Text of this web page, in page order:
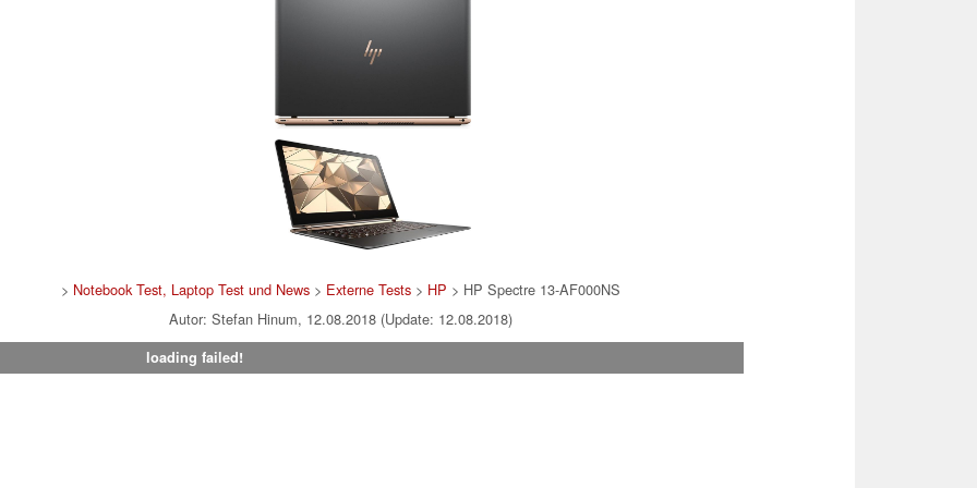
> Notebook Test, Laptop Test und News> Externe Tests> HP > HP Spectre 13-AF000NS
Autor: Stefan Hinum, 12.08.2018 (Update: 12.08.2018)
loading failed!